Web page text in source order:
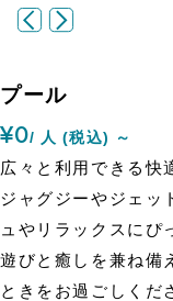
プール
¥0/ 人 (税込) ～
広々と利用できる快
ジャグジーやジェッ
ュやリラックスにぴ
遊びと癒しを兼ね備
ときをお過ごしくだ